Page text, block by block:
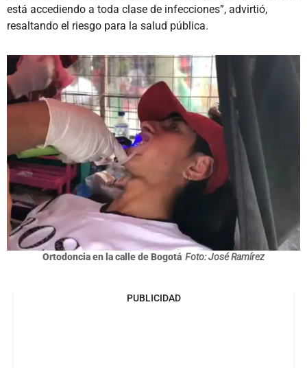
está accediendo a toda clase de infecciones”, advirtió,
resaltando el riesgo para la salud pública.
Ortodoncia en la calle de Bogotá Foto: José Ramírez
PUBLICIDAD